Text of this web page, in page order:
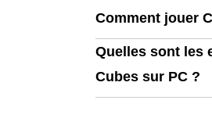
Comment jouer
Quelles sont les
Cubes sur PC ?